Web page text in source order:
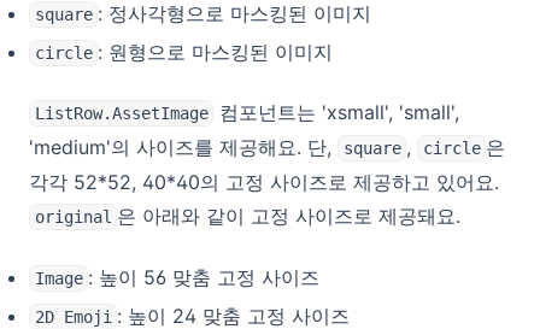
square : 정사각형으로 마스킹된 이미지
circle : 원형으로 마스킹된 이미지
ListRow.AssetImage
컴포넌트는 'xsmall', 'small',
'medium'의 사이즈를 제공해요. 단,
square , circle 은
각각 52*52, 40*40의 고정 사이즈로 제공하고 있어요.
original 은 아래와 같이 고정 사이즈로 제공돼요.
Image : 높이 56 맞춤 고정 사이즈
2D Emoji : 높이 24 맞춤 고정 사이즈